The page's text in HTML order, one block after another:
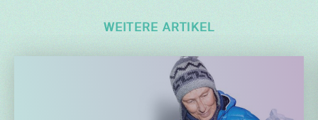
WEITERE ARTIKEL